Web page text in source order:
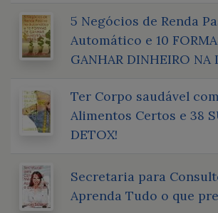
5 Negócios de Renda
Automático e 10
GANHAR DINHEIRO NA
Ter Corpo saudável
Alimentos Certos e 38
DETOX!
Secretaria para
Aprenda Tudo o que